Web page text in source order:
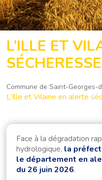
L’ILLE ET
SÉCHERESSE
Commune de Saint-Georges-
L’Ille et Vilaine en alerte
Face à la dégradation
hydrologique, la
le département en
du 26 juin 2026.